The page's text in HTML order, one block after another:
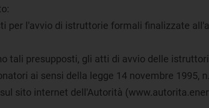
per l'avvio di istruttorie formali finalizzate
tali presupposti, gli atti di avvio delle
ai sensi della legge 14 novembre 1995,
sito internet dell'Autorità